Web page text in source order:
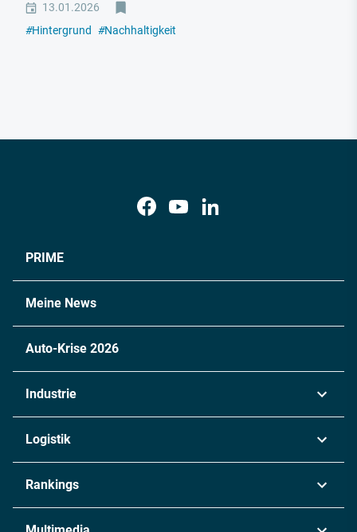
13.01.2026
#Hintergrund #Nachhaltigkeit
PRIME
Meine News
Auto-Krise 2026
Industrie
Chemie
Metall
Logistik
Rankings